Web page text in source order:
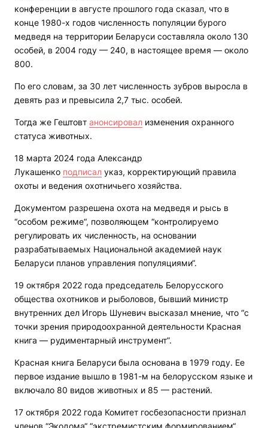
конференции в августе прошлого года сказал, что в
конце 1980-х годов численность популяции бурого
медведя на территории Беларуси составляла около 130
особей, в 2004 году — 240, в настоящее время — около
800.
По его словам, за 30 лет численность зубров выросла в
девять раз и превысила 2,7 тыс. особей.
Тогда же Гештовт анонсировал изменения охранного
статуса животных.
18 марта 2024 года Александр
Лукашенко подписал указ, корректирующий правила
охоты и ведения охотничьего хозяйства.
Документом разрешена охота на медведя и рысь в
“особом режиме“, позволяющем “контролируемо
регулировать их численность, на основании
разрабатываемых Национальной академией наук
Беларуси планов управления популяциями“.
19 октября 2022 года председатель Белорусского
общества охотников и рыболовов, бывший министр
внутренних дел Игорь Шуневич высказал мнение, что “с
точки зрения природоохранной деятельности Красная
книга — рудиментарный инструмент”.
Красная книга Беларуси была основана в 1979 году. Ее
первое издание вышло в 1981-м на белорусском языке и
включало 80 видов животных и 85 — растений.
17 октября 2022 года Комитет госбезопасности признал
членов “Экодома“ “экстремистским формированием“.